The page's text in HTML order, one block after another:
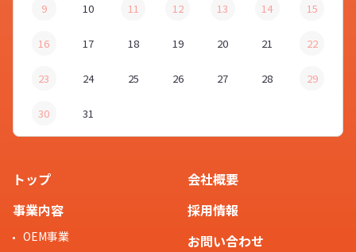
9 10 11 12 13 14 15
16 17 18 19 20 21 22
23 24 25 26 27 28 29
30 31
トップ
事業内容
OEM事業
会社概要
採用情報
お問い合わせ